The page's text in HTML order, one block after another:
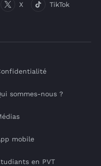
X TikTok
sommes-nous ?
mobile
en PVT